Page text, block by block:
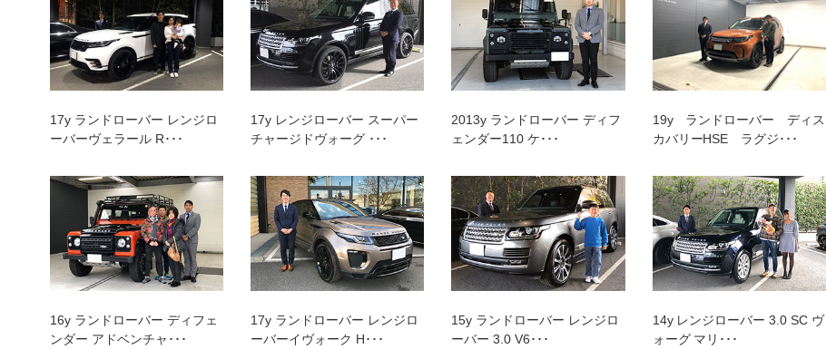
17y ランドローバー レンジロ
ーバーヴェラール R･･･
17y レンジローバー スーパー
チャージドヴォーグ ･･･
2013y ランドローバー ディフ
ェンダー110 ケ･･･
19y ランドローバー ディス
カバリーHSE ラグジ･･･
16y ランドローバー ディフェ
ンダー アドベンチャ･･･
17y ランドローバー レンジロ
ーバーイヴォーク H･･･
15y ランドローバー レンジロ
ーバー 3.0 V6･･･
14y レンジローバー 3.0 SC ヴ
ォーグ マリ･･･